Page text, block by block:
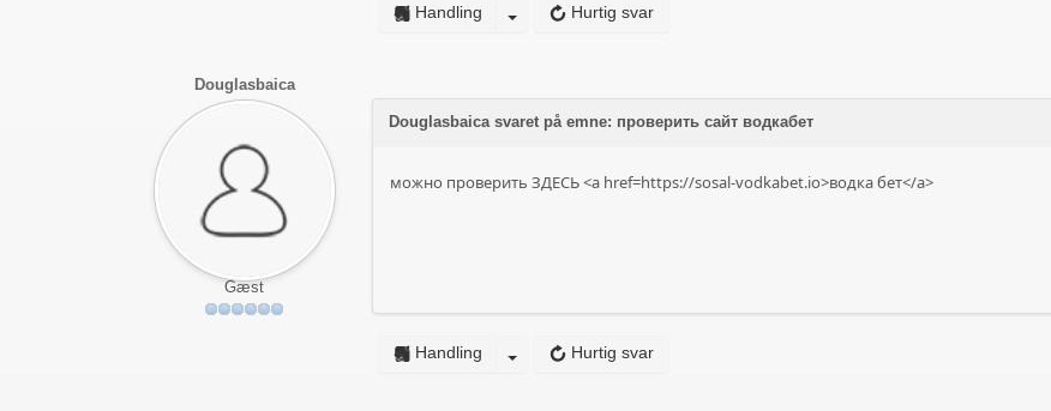
Hurtig svar
Handling
Douglasbaica
Gæst
Douglasbaica svaret på emne: проверить сайт водкабет
можно проверить ЗДЕСЬ <a href=https://sosal-vodkabet.io>водка бет</a>
Hurtig svar
Handling